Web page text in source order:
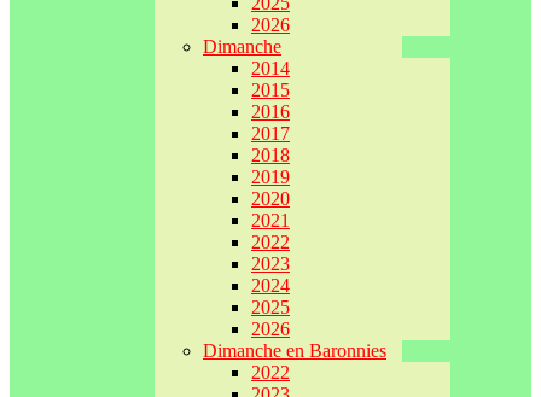
2026
Dimanche
2014
2015
2016
2017
2018
2019
2020
2021
2022
2023
2024
2025
2026
Dimanche en Baronnies
2022